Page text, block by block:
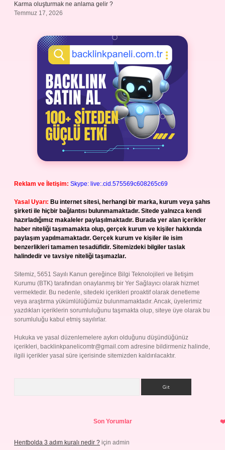
Karma oluşturmak ne anlama gelir ?
Temmuz 17, 2026
Reklam ve İletişim: Skype: live:.cid.575569c608265c69
Yasal Uyarı: Bu internet sitesi, herhangi bir marka, kurum veya şahıs
şirketi ile hiçbir bağlantısı bulunmamaktadır. Sitede yalnızca kendi
hazırladığımız makaleler paylaşılmaktadır. Burada yer alan içerikler
haber niteliği taşımamakta olup, gerçek kurum ve kişiler hakkında
paylaşım yapılmamaktadır. Gerçek kurum ve kişiler ile isim
benzerlikleri tamamen tesadüfidir. Sitemizdeki bilgiler taslak
halindedir ve tavsiye niteliği taşımazlar.
Sitemiz, 5651 Sayılı Kanun gereğince Bilgi Teknolojileri ve İletişim
Kurumu (BTK) tarafından onaylanmış bir Yer Sağlayıcı olarak hizmet
vermektedir. Bu nedenle, sitedeki içerikleri proaktif olarak denetleme
veya araştırma yükümlülüğümüz bulunmamaktadır. Ancak, üyelerimiz
yazdıkları içeriklerin sorumluluğunu taşımakta olup, siteye üye olarak bu
sorumluluğu kabul etmiş sayılırlar.
Hukuka ve yasal düzenlemelere aykırı olduğunu düşündüğünüz
içerikleri, backlinkpanelicomtr@gmail.com adresine bildirmeniz halinde,
ilgili içerikler yasal süre içerisinde sitemizden kaldırılacaktır.
Son Yorumlar
Hentbolda 3 adım kuralı nedir ? için admin